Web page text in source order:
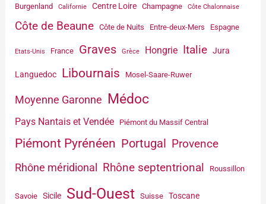
Burgenland Californie Centre Loire Champagne Côte Chalonnaise
Côte de Beaune Côte de Nuits Entre-deux-Mers Espagne
Etats-Unis France Graves Grèce Hongrie Italie Jura
Languedoc Libournais Mosel-Saare-Ruwer
Moyenne Garonne Médoc
Pays Nantais et Vendée Piémont du Massif Central
Piémont Pyrénéen Portugal Provence
Rhône méridional Rhône septentrional Roussillon
Savoie Sicile Sud-Ouest Suisse Toscane